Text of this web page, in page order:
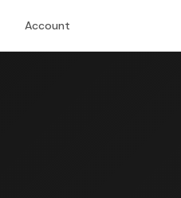
Account